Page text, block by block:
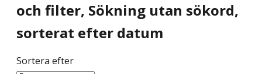
och filter, Sökning utan sökord,
sorterat efter datum
Sortera efter